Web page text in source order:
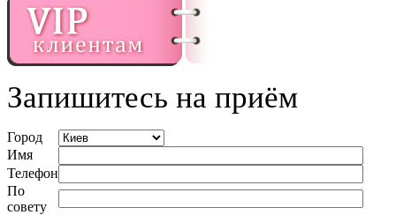
Запишитесь на приём
Город
Имя
Телефон
По
совету